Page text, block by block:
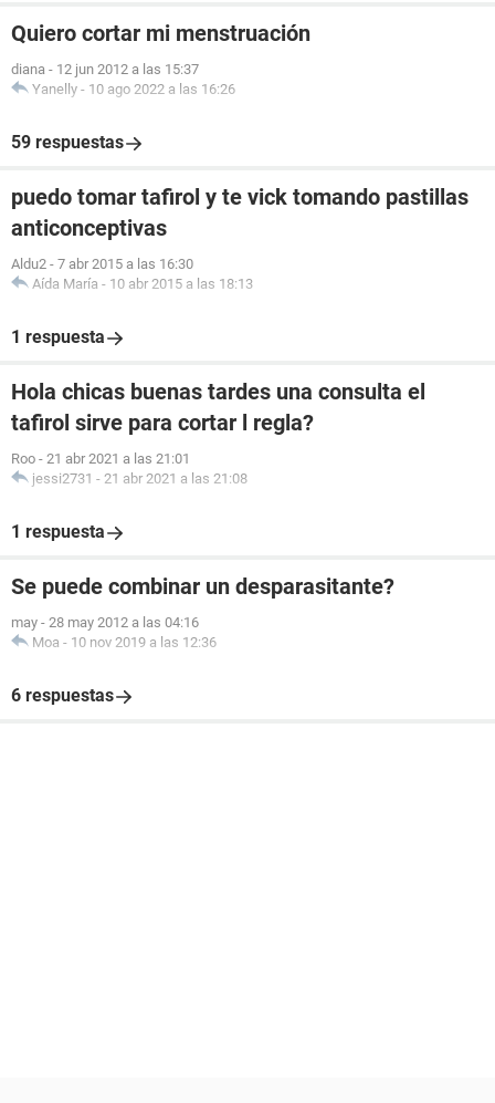
Quiero cortar mi menstruación
diana - 12 jun 2012 a las 15:37
Yanelly - 10 ago 2022 a las 16:26
59 respuestas
puedo tomar tafirol y te vick tomando pastillas
anticonceptivas
Aldu2 - 7 abr 2015 a las 16:30
Aída María - 10 abr 2015 a las 18:13
1 respuesta
Hola chicas buenas tardes una consulta el
tafirol sirve para cortar l regla?
Roo - 21 abr 2021 a las 21:01
jessi2731 - 21 abr 2021 a las 21:08
1 respuesta
Se puede combinar un desparasitante?
may - 28 may 2012 a las 04:16
Moa - 10 nov 2019 a las 12:36
6 respuestas